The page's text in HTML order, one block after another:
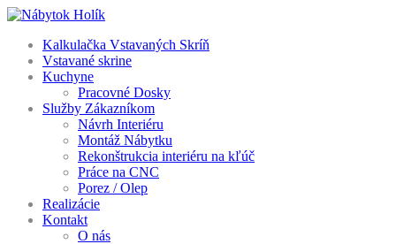
Kalkulačka Vstavaných Skríň
Vstavané skrine
Kuchyne
Pracovné Dosky
Služby Zákazníkom
Návrh Interiéru
Montáž Nábytku
Rekonštrukcia interiéru na kľúč
Práce na CNC
Porez / Olep
Realizácie
Kontakt
O nás